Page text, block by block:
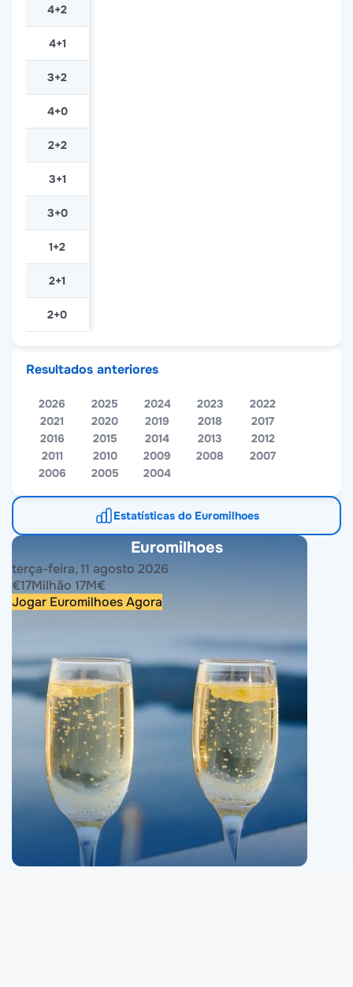
Euromilhoes
terça-feira, 11 agosto 2026
€17Milhão 17M€
Jogar Euromilhoes Agora
Resultados anteriores
2026 2025 2024 2023
2022
2021
2020 2019 2018
2017
2016
2015 2014 2013
2012
2011
2010 2009 2008
2007
2006
2005 2004
Estatísticas do Euromilhoes
4+2
4+1
3+2
4+0
2+2
3+1
3+0
1+2
2+1
2+0